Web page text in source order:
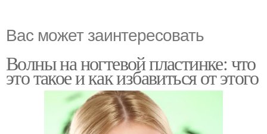
Вас может заинтересовать
Волны на ногтевой пластинке: что
это такое и как избавиться от этого